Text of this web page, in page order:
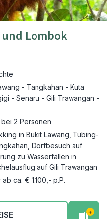
Lombok
- Tangkahan - Kuta
- Senaru - Gili Trawangan -
bei 2 Personen
in Bukit Lawang, Tubing-
Dorfbesuch auf
zu Wasserfällen in
auf Gili Trawangan
ca. € 1.100,- p.P.
+